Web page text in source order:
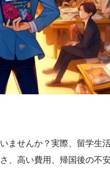
ませんか？実際、留学生
、高い費用、帰国後の不